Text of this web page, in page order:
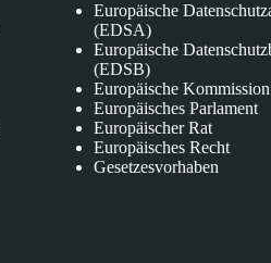
Europäische
(EDSA)
Europäische
(EDSB)
Europäische Kommission
Europäisches Parlament
Europäischer Rat
Europäisches Recht
Gesetzesvorhaben